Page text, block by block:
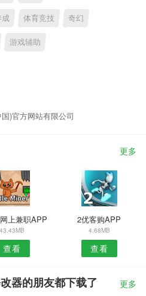
成 体育竞技 奇幻
游戏辅助
)官方网站有限公司
更多
上兼职APP
43.43MB
查看
2优客购APP
4.68MB
查看
器的朋友都下载了 更多